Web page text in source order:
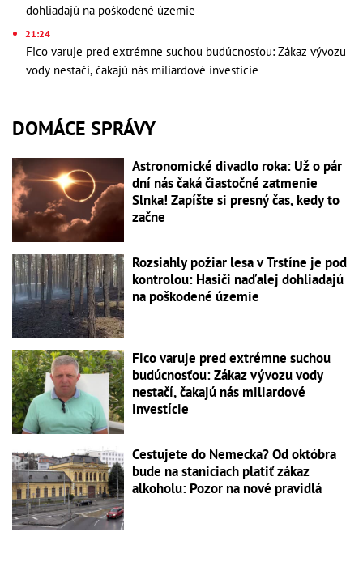
dohliadajú na poškodené územie
21:24
Fico varuje pred extrémne suchou budúcnosťou: Zákaz vývozu
vody nestačí, čakajú nás miliardové investície
DOMÁCE SPRÁVY
Astronomické divadlo roka: Už o pár
dní nás čaká čiastočné zatmenie
Slnka! Zapíšte si presný čas, kedy to
začne
Rozsiahly požiar lesa v Trstíne je pod
kontrolou: Hasiči naďalej dohliadajú
na poškodené územie
Fico varuje pred extrémne suchou
budúcnosťou: Zákaz vývozu vody
nestačí, čakajú nás miliardové
investície
Cestujete do Nemecka? Od októbra
bude na staniciach platiť zákaz
alkoholu: Pozor na nové pravidlá